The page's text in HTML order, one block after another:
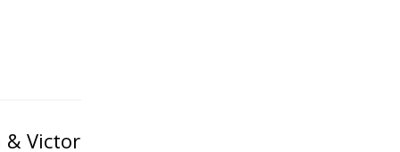
& Victor